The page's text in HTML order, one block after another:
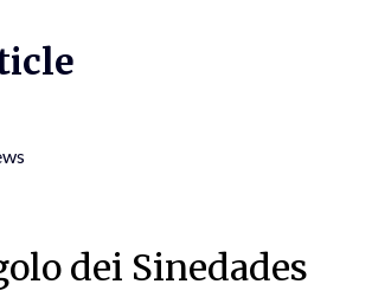
dei Sinedades